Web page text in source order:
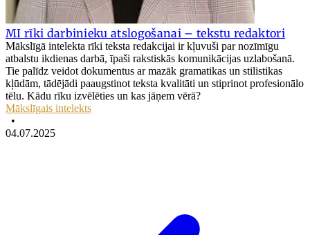
MI rīki darbinieku atslogošanai – tekstu redaktori
Mākslīgā intelekta rīki teksta redakcijai ir kļuvuši par nozīmīgu
atbalstu ikdienas darbā, īpaši rakstiskās komunikācijas uzlabošanā.
Tie palīdz veidot dokumentus ar mazāk gramatikas un stilistikas
kļūdām, tādējādi paaugstinot teksta kvalitāti un stiprinot profesionālo
tēlu. Kādu rīku izvēlēties un kas jāņem vērā?
Mākslīgais intelekts
•
04.07.2025